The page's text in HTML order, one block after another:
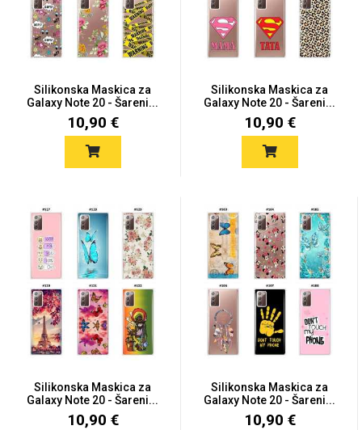
Silikonska Maskica za
Galaxy Note 20 - Šareni...
10,90 €
Silikonska Maskica za
Galaxy Note 20 - Šareni...
10,90 €
Silikonska Maskica za
Galaxy Note 20 - Šareni...
10,90 €
Silikonska Maskica za
Galaxy Note 20 - Šareni...
10,90 €